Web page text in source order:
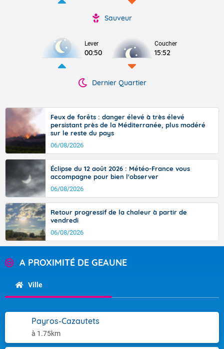
Sauveur
Lever
00:50
Coucher
15:52
Dernier Quartier
Feux de forêts : danger élevé à très élevé
persistant près de la Méditerranée, plus modéré
sur le reste du pays
06/08/2026
Éclipse du 12 août 2026 : Météo-France vous
accompagne pour bien l'observer
06/08/2026
Retour progressif de la chaleur à partir de
vendredi
06/08/2026
A PROXIMITÉ DE GEAUNE
Ville
Payros-Cazautets
à 1.75km